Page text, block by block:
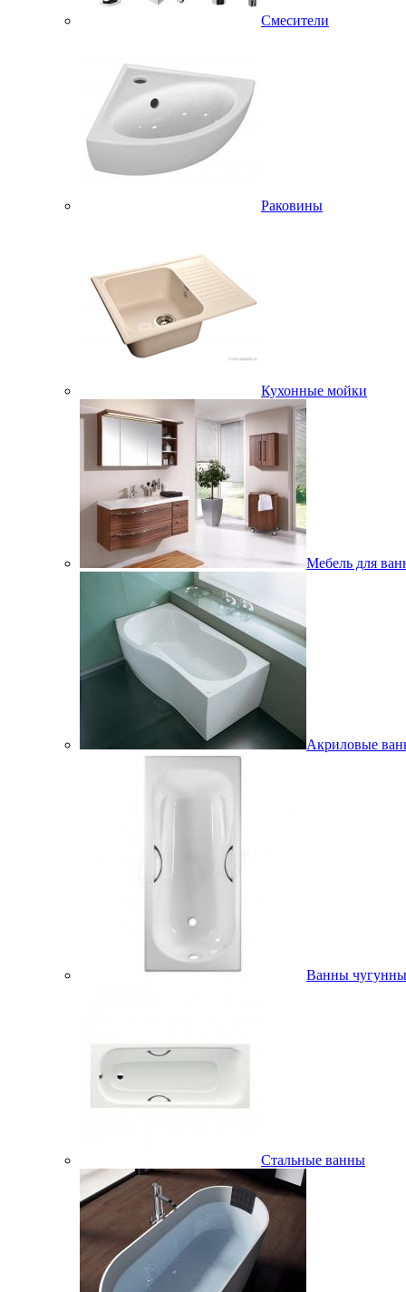
Смесители
Раковины
Кухонные мойки
Мебель для
Акриловые
Ванны
Стальные ванны